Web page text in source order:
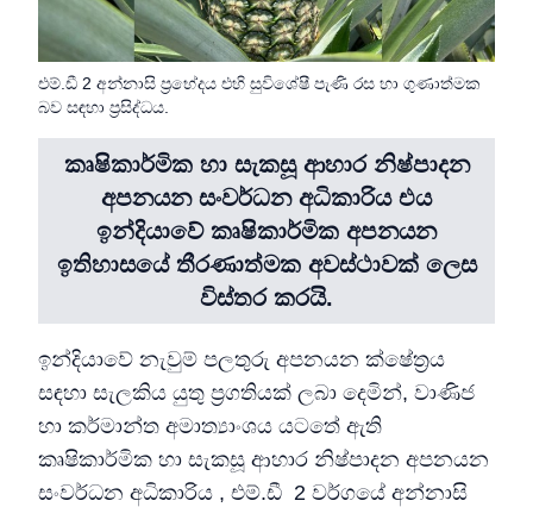
එම්.ඩී 2 අන්නාසි ප්‍රභේදය එහි සුවිශේෂී පැණි රස හා ගුණාත්මක
බව සඳහා ප්‍රසිද්ධය.
කෘෂිකාර්මික හා සැකසූ ආහාර නිෂ්පාදන
අපනයන සංවර්ධන අධිකාරිය එය
ඉන්දියාවේ කෘෂිකාර්මික අපනයන
ඉතිහාසයේ තීරණාත්මක අවස්ථාවක් ලෙස
විස්තර කරයි.
ඉන්දියාවේ නැවුම් පලතුරු අපනයන ක්ෂේත්‍රය
සඳහා සැලකිය යුතු ප්‍රගතියක් ලබා දෙමින්, වාණිජ
හා කර්මාන්ත අමාත්‍යාංශය යටතේ ඇති
කෘෂිකාර්මික හා සැකසූ ආහාර නිෂ්පාදන අපනයන
සංවර්ධන අධිකාරිය , එම්.ඩී 2 වර්ගයේ අන්නාසි